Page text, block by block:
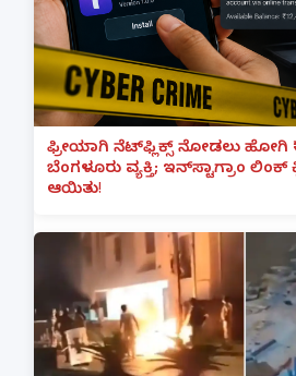
ಫ್ರೀಯಾಗಿ ನೆಟ್‌ಫ್ಲಿಕ್ಸ್ ನೋಡಲು ಹೋಗಿ
ಬೆಂಗಳೂರು ವ್ಯಕ್ತಿ; ಇನ್‌ಸ್ಟಾಗ್ರಾಂ ಲಿಂಕ್
ಆಯಿತು!